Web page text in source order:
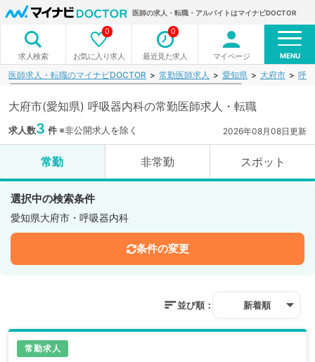
医師の求人・転職・アルバイトはマイナビDOCTOR
求人検索 お気に入り求人
0
最近見た求人
0
マイページ MENU
医師求人・転職のマイナビDOCTOR 常勤医師求人 愛知県 大府市 呼
大府市(愛知県) 呼吸器内科の常勤医師求人・転職
求人数3 件※非公開求人を除く 2026年08月08日更新
常勤 非常勤 スポット
選択中の検索条件
愛知県大府市・呼吸器内科
条件の変更
並び順： 新着順
常勤求人